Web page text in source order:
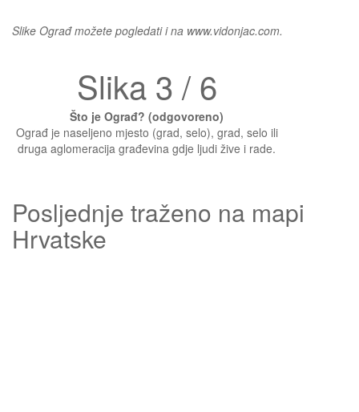
Slike Ograđ možete pogledati i na www.vidonjac.com.
Slika 3 / 6
Što je Ograđ? (odgovoreno)
Ograđ je naseljeno mjesto (grad, selo), grad, selo ili
druga aglomeracija građevina gdje ljudi žive i rade.
Posljednje traženo na mapi
Hrvatske